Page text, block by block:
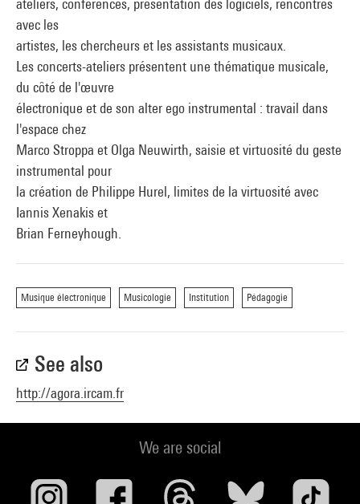
avec les
artistes, les chercheurs et les assistants musicaux.
Les concerts-ateliers présentent une thématique musicale,
du côté de l'œuvre
électronique et de son alter ego instrumental : travail dans
l'espace chez
Marco Stroppa et Olga Neuwirth, saisie et virtuosité du geste
instrumental pour
la création de Philippe Hurel, limites de la virtuosité avec
Iannis Xenakis et
Brian Ferneyhough.
Musique électronique Musicologie Institution Pédagogie
See also
http://agora.ircam.fr
We are social